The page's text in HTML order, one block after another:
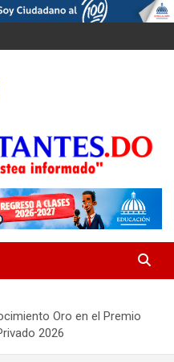
Oro en el Premio
2026